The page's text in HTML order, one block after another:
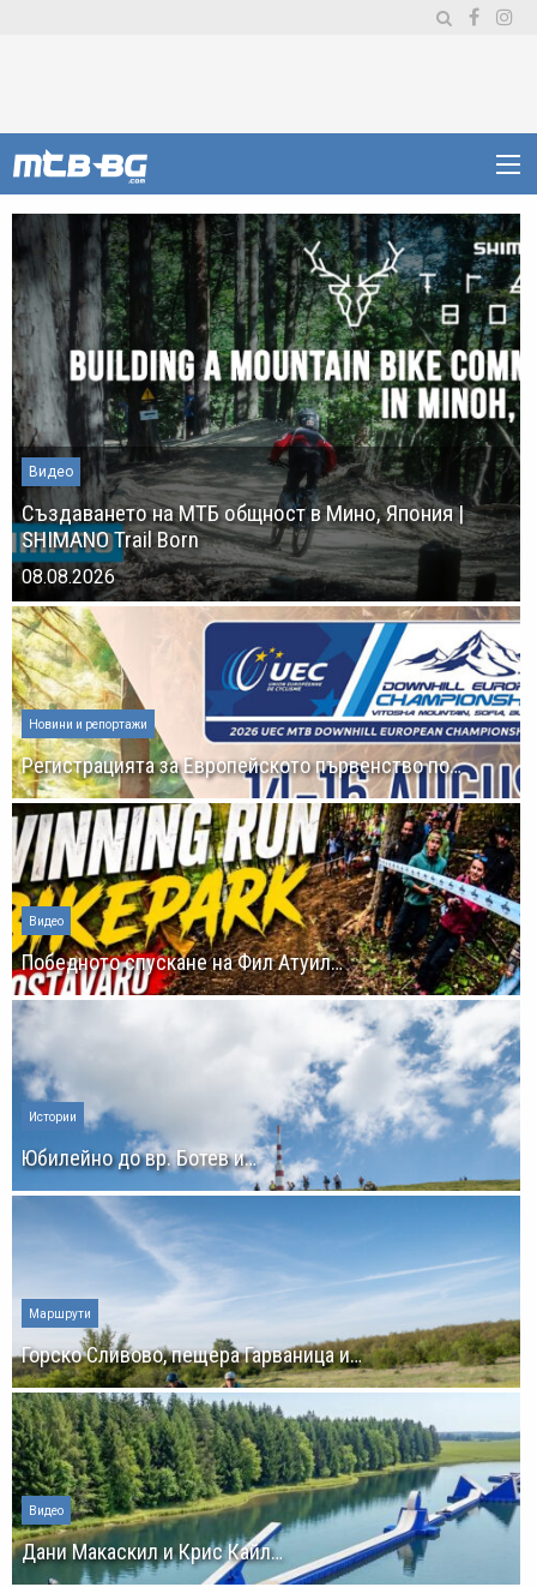
Видео
Създаването на МТБ общност в Мино, Япония |
SHIMANO Trail Born
08.08.2026
Новини и репортажи
Регистрацията за Европейското първенство по…
Видео
Победното спускане на Фил Атуил…
Истории
Юбилейно до вр. Ботев и…
Маршрути
Горско Сливово, пещера Гарваница и…
Видео
Дани Макаскил и Крис Кайл…